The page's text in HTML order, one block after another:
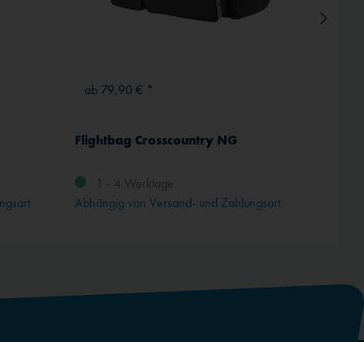
ab 79,90 € *
Flightbag Crosscountry NG
1 - 4 Werktage
Abhängig von Versand- und Zahlungsart